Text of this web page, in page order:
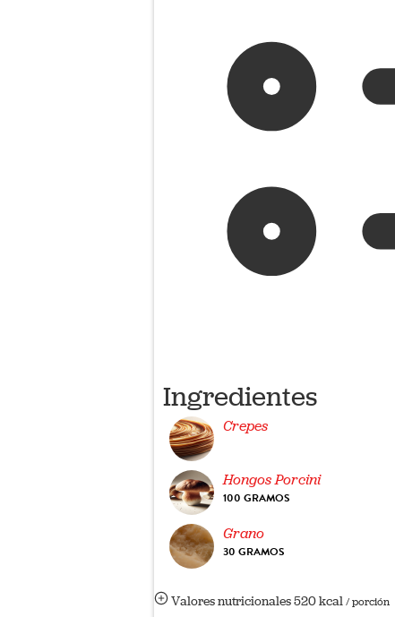
Ingredientes
Crepes
Hongos Porcini
100 GRAMOS
Grano
30 GRAMOS
Valores nutricionales520 kcal/ porción